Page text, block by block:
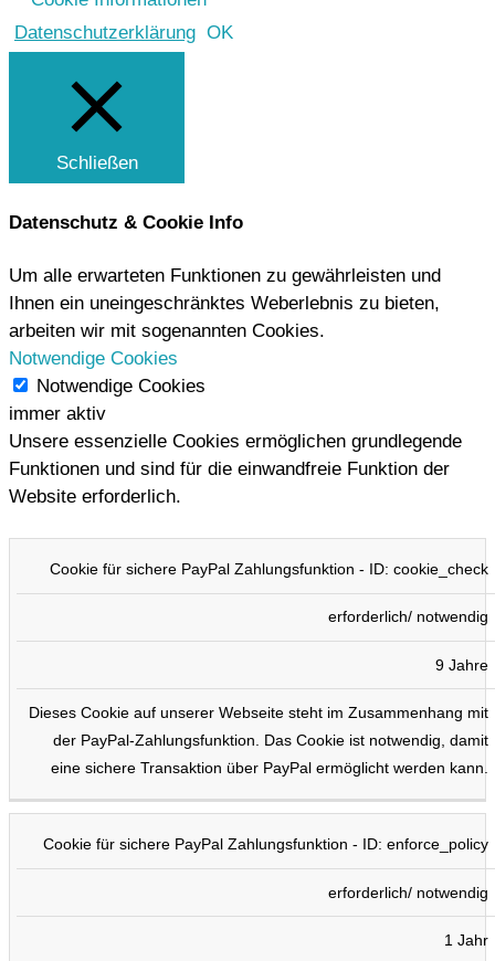
Datenschutzerklärung OK
Schließen
Datenschutz & Cookie Info
Um alle erwarteten Funktionen zu gewährleisten und
Ihnen ein uneingeschränktes Weberlebnis zu bieten,
arbeiten wir mit sogenannten Cookies.
Notwendige Cookies
Notwendige Cookies
immer aktiv
Unsere essenzielle Cookies ermöglichen grundlegende
Funktionen und sind für die einwandfreie Funktion der
Website erforderlich.
COOKIE TYP DAUER BESCHREIBUNG
Cookie für sichere PayPal Zahlungsfunktion - ID: cookie_check
erforderlich/ notwendig
9 Jahre
Dieses Cookie auf unserer Webseite steht im Zusammenhang mit
der PayPal-Zahlungsfunktion. Das Cookie ist notwendig, damit
eine sichere Transaktion über PayPal ermöglicht werden kann.
Cookie für sichere PayPal Zahlungsfunktion - ID: enforce_policy
erforderlich/ notwendig
1 Jahr